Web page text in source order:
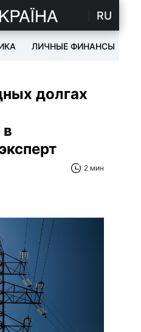
RU
ЛИЧНЫЕ ФИНАНСЫ
долгах
2 мин